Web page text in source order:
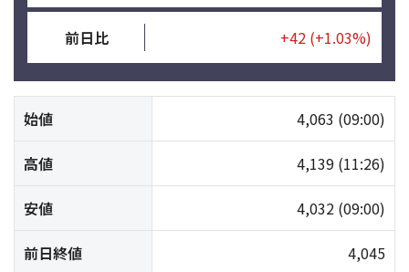
前日比 +42 (+1.03%)
始値 4,063 (09:00)
高値 4,139 (11:26)
安値 4,032 (09:00)
前日終値 4,045